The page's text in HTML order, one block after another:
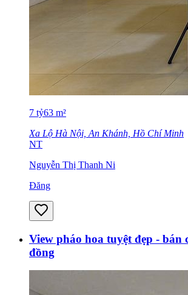
7 tỷ63 m²
Xa Lộ Hà Nội, An Khánh, Hồ Chí Minh
NT
Nguyễn Thị Thanh Ni
Đăng
View pháo hoa tuyệt đẹp - bán
đồng